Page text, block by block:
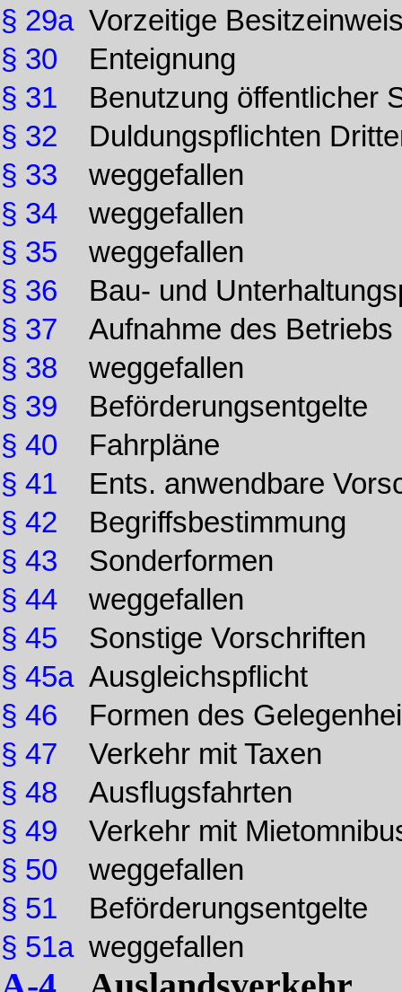
§ 29a
§ 30
§ 31
§ 32
§ 33
§ 34
§ 35
§ 36
§ 37
§ 38
§ 39
§ 40
§ 41
§ 42
§ 43
§ 44
§ 45
§ 45a
§ 46
§ 47
§ 48
§ 49
§ 50
§ 51
§ 51a
Vorzeitige
Enteignung
Benutzung öffentlicher
Duldungspflichten
weggefallen
weggefallen
weggefallen
Bau- und
Aufnahme des Betriebs
weggefallen
Beförderungsentgelte
Fahrpläne
Ents. anwendbare
Begriffsbestimmung
Sonderformen
weggefallen
Sonstige Vorschriften
Ausgleichspflicht
Formen des
Verkehr mit Taxen
Ausflugsfahrten
Verkehr mit
weggefallen
Beförderungsentgelte
weggefallen